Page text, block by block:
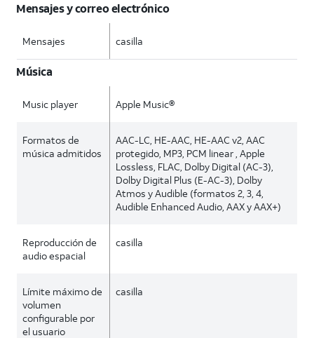
Mensajes y correo electrónico
Mensajes casilla
Música
Music player Apple Music®
Formatos de
música admitidos
AAC-LC, HE-AAC, HE-AAC v2, AAC
protegido, MP3, PCM linear , Apple
Lossless, FLAC, Dolby Digital (AC-3),
Dolby Digital Plus (E-AC-3), Dolby
Atmos y Audible (formatos 2, 3, 4,
Audible Enhanced Audio, AAX y AAX+)
Reproducción de
audio espacial
casilla
Límite máximo de
volumen
configurable por
el usuario
casilla